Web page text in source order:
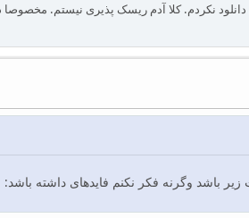
نکردم. کلا آدم ریسک پذیری نیستم. مخصوصا